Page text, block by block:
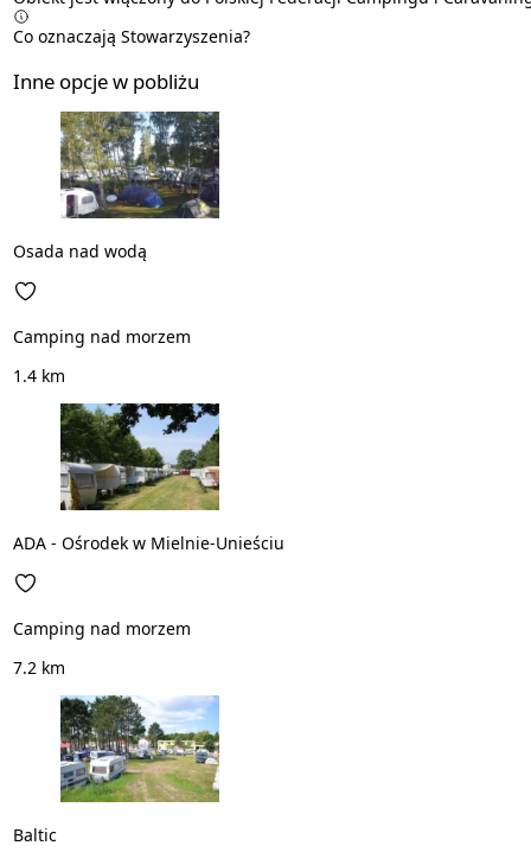
Co oznaczają Stowarzyszenia?
Inne opcje w pobliżu
Osada nad wodą
Camping nad morzem
1.4 km
ADA - Ośrodek w Mielnie-Unieściu
Camping nad morzem
7.2 km
Baltic